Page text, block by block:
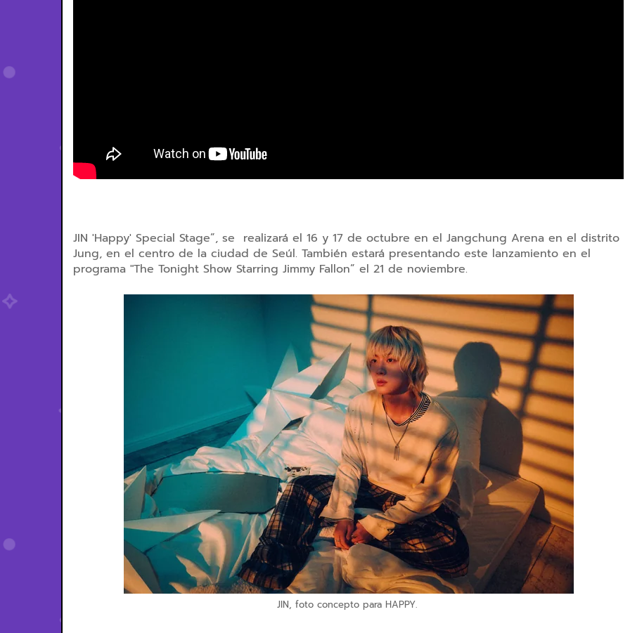
JIN 'Happy' Special Stage”, se realizará el 16 y 17 de octubre en el Jangchung Arena en el distrito
Jung, en el centro de la ciudad de Seúl. También estará presentando este lanzamiento en el
programa "The Tonight Show Starring Jimmy Fallon” el 21 de noviembre.
JIN, foto concepto para HAPPY.